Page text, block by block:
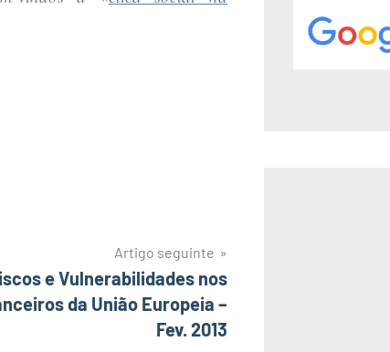
Artigo seguinte
e Vulnerabilidades nos
da União Europeia –
Fev. 2013